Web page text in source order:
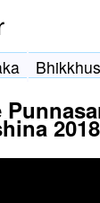
Bhikkhus